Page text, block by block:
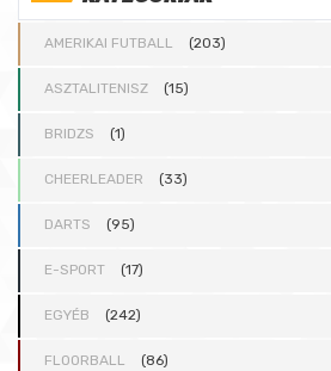
A
G
E
S
:
AMERIKAI FUTBALL (203)
ASZTALITENISZ (15)
BRIDZS (1)
CHEERLEADER (33)
DARTS (95)
E-SPORT (17)
EGYÉB (242)
FLOORBALL (86)